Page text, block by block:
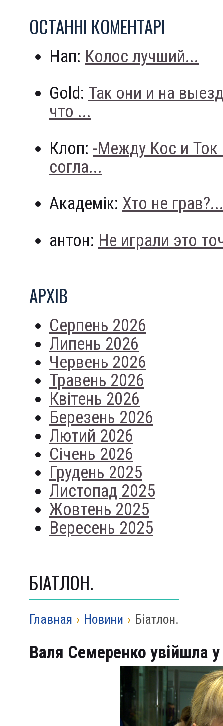
ОСТАННI КОМЕНТАРI
Нап: Колос лучший...
Gold: Так они и на
что ...
Клоп: -Между Кос и
согла...
Академік: Хто не грав?...
антон: Не играли это
АРХIВ
Серпень 2026
Липень 2026
Червень 2026
Травень 2026
Квітень 2026
Березень 2026
Лютий 2026
Січень 2026
Грудень 2025
Листопад 2025
Жовтень 2025
Вересень 2025
БІАТЛОН.
Главная › Новини › Біатлон.
Валя Семеренко увійшла